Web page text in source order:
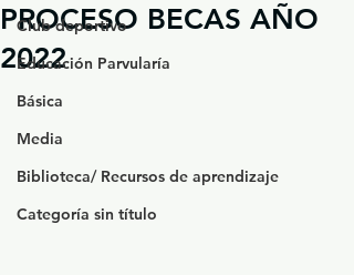
Club deportivo
Educación Parvularía
Básica
Media
Biblioteca/ Recursos de aprendizaje
Categoría sin título
PROCESO BECAS AÑO
2022